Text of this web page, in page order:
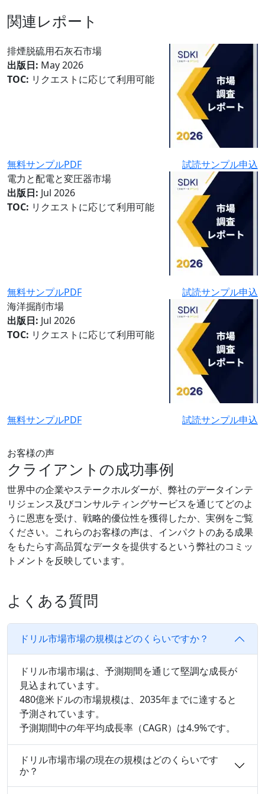
関連レポート
排煙脱硫用石灰石市場
出版日: May 2026
TOC: リクエストに応じて利用可能
無料サンプルPDF
試読サンプル申込
電力と配電と変圧器市場
出版日: Jul 2026
TOC: リクエストに応じて利用可能
無料サンプルPDF
試読サンプル申込
海洋掘削市場
出版日: Jul 2026
TOC: リクエストに応じて利用可能
無料サンプルPDF 試読サンプル申込
お客様の声
クライアントの成功事例
世界中の企業やステークホルダーが、弊社のデータインテ
リジェンス及びコンサルティングサービスを通じてどのよ
うに恩恵を受け、戦略的優位性を獲得したか、実例をご覧
ください。これらのお客様の声は、インパクトのある成果
をもたらす高品質なデータを提供するという弊社のコミッ
トメントを反映しています。
よくある質問
ドリル市場市場の規模はどのくらいですか？
ドリル市場市場は、予測期間を通じて堅調な成長が
見込まれています。
480億米ドルの市場規模は、2035年までに達すると
予測されています。
予測期間中の年平均成長率（CAGR）は4.9%です。
ドリル市場市場の現在の規模はどのくらいです
か？